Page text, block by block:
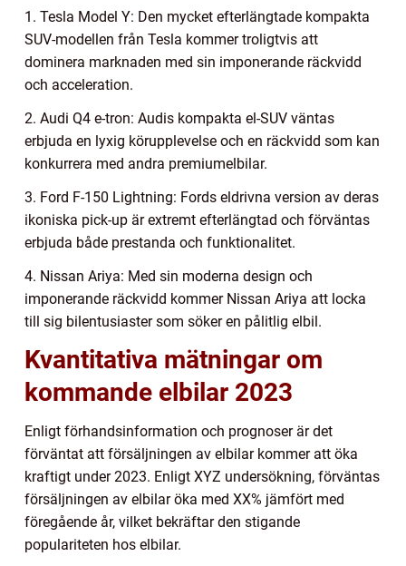
1. Tesla Model Y: Den mycket efterlängtade kompakta
SUV-modellen från Tesla kommer troligtvis att
dominera marknaden med sin imponerande räckvidd
och acceleration.
2. Audi Q4 e-tron: Audis kompakta el-SUV väntas
erbjuda en lyxig körupplevelse och en räckvidd som kan
konkurrera med andra premiumelbilar.
3. Ford F-150 Lightning: Fords eldrivna version av deras
ikoniska pick-up är extremt efterlängtad och förväntas
erbjuda både prestanda och funktionalitet.
4. Nissan Ariya: Med sin moderna design och
imponerande räckvidd kommer Nissan Ariya att locka
till sig bilentusiaster som söker en pålitlig elbil.
Kvantitativa mätningar om
kommande elbilar 2023
Enligt förhandsinformation och prognoser är det
förväntat att försäljningen av elbilar kommer att öka
kraftigt under 2023. Enligt XYZ undersökning, förväntas
försäljningen av elbilar öka med XX% jämfört med
föregående år, vilket bekräftar den stigande
populariteten hos elbilar.